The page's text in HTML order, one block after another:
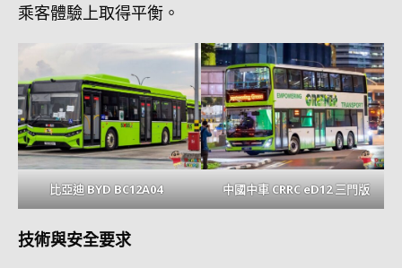
乘客體驗上取得平衡。
比亞迪 BYD BC12A04 中國中車 CRRC eD12 三門版
技術與安全要求